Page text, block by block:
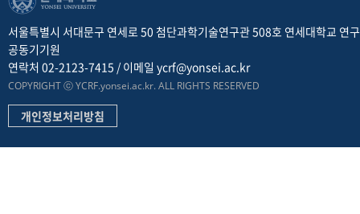
서울특별시 서대문구 연세로 50 첨단과학기술연구관 508호 연세대학교 연
공동기기원
연락처 02-2123-7415 / 이메일 ycrf@yonsei.ac.kr
COPYRIGHT ⓒ YCRF.yonsei.ac.kr. ALL RIGHTS RESERVED
개인정보처리방침